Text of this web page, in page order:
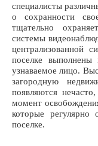
специалисты
о сохранности
тщательно
системы
централизованной
поселке
узнаваемое лицо.
загородную
появляются
момент
которые
поселке.